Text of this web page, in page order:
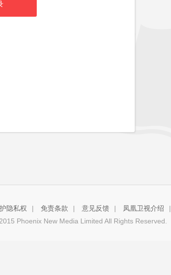
隐私权 | 免责条款 | 意见反馈 | 凤凰卫视介绍 |
Phoenix New Media Limited All Rights Reserved.